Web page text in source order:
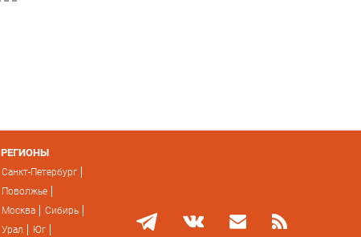
РЕГИОНЫ
Санкт-Петербург
Поволжье
Москва
Сибирь
Урал
Юг